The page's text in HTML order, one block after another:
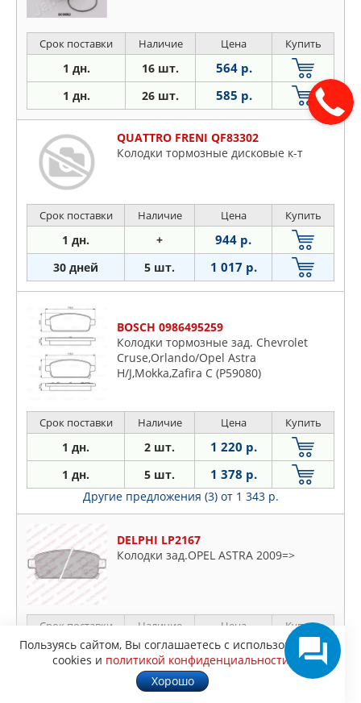
Срок поставки Наличие Цена Купить
1 дн. 16 шт. 564 р.
1 дн. 26 шт. 585 р.
QUATTRO FRENI QF83302
Колодки тормозные дисковые к-т
Срок поставки Наличие Цена Купить
1 дн. + 944 р.
30 дней 5 шт. 1 017 р.
BOSCH 0986495259
Колодки тормозные зад. Chevrolet
Cruse,Orlando/Opel Astra
H/J,Mokka,Zafira C (P59080)
Срок поставки Наличие Цена Купить
1 дн. 2 шт. 1 220 р.
1 дн. 5 шт. 1 378 р.
Другие предложения (3) от 1 343 р.
DELPHI LP2167
Колодки зад.OPEL ASTRA 2009=>
Срок поставки Наличие Цена Купить
1 дн. 11 шт. 1 255 р.
8 шт.
Пользуясь сайтом, Вы соглашаетесь с использованием
cookies и политикой конфиденциальности
Хорошо